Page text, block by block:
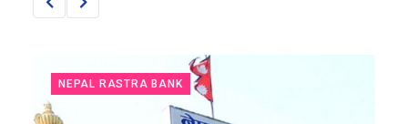
NEPAL RASTRA BANK